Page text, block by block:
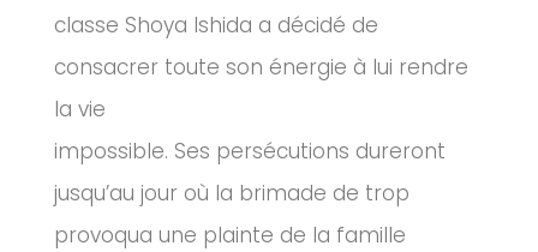
classe Shoya Ishida a décidé de
consacrer toute son énergie à lui rendre
la vie
impossible. Ses persécutions dureront
jusqu’au jour où la brimade de trop
provoqua une plainte de la famille